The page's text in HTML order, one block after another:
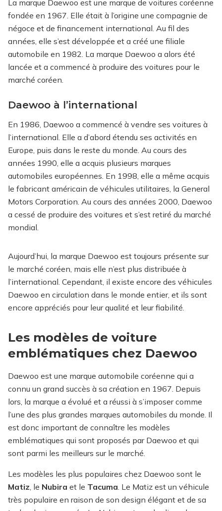
La marque Daewoo est une marque de voitures coréenne
fondée en 1967. Elle était à l’origine une compagnie de
négoce et de financement international. Au fil des
années, elle s’est développée et a créé une filiale
automobile en 1982. La marque Daewoo a alors été
lancée et a commencé à produire des voitures pour le
marché coréen.
Daewoo à l’international
En 1986, Daewoo a commencé à vendre ses voitures à
l’international. Elle a d’abord étendu ses activités en
Europe, puis dans le reste du monde. Au cours des
années 1990, elle a acquis plusieurs marques
automobiles européennes. En 1998, elle a même acquis
le fabricant américain de véhicules utilitaires, la General
Motors Corporation. Au cours des années 2000, Daewoo
a cessé de produire des voitures et s’est retiré du marché
mondial.
Aujourd’hui, la marque Daewoo est toujours présente sur
le marché coréen, mais elle n’est plus distribuée à
l’international. Cependant, il existe encore des véhicules
Daewoo en circulation dans le monde entier, et ils sont
encore appréciés pour leur qualité et leur fiabilité.
Les modèles de voiture
emblématiques chez Daewoo
Daewoo est une marque automobile coréenne qui a
connu un grand succès à sa création en 1967. Depuis
lors, la marque a évolué et a réussi à s’imposer comme
l’une des plus grandes marques automobiles du monde. Il
est donc important de connaître les modèles
emblématiques qui sont proposés par Daewoo et qui
sont parmi les meilleurs sur le marché.
Les modèles les plus populaires chez Daewoo sont le
Matiz, le Nubira et le Tacuma. Le Matiz est un véhicule
très populaire en raison de son design élégant et de sa